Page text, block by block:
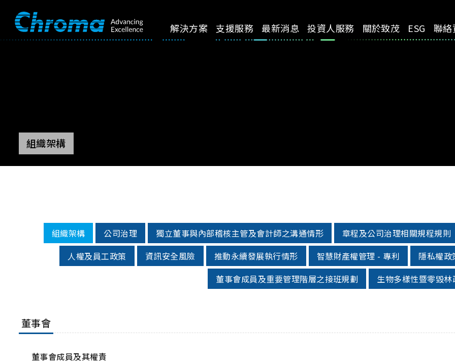
解決方案 支援服務 最新消息 投資人服務 關於致茂 ESG 聯
組織架構
組織架構 公司治理 獨立董事與內部稽核主管及會計師之溝通情形
章程及公司治理相關規程規則
人權及員工政策
資訊安全風險 推動永續發展執行情形 智慧財產權管理 - 專利
隱私權政
董事會成員及重要管理階層之接班規劃
生物多樣性暨零毀林
董事會
董事會成員及其權責